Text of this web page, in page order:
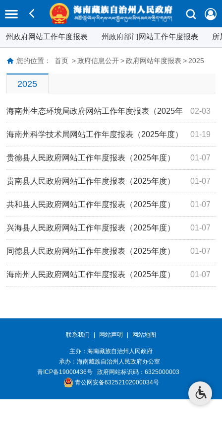
州政府网站工作年度报表 州政府部门网站工作年度报表 所
您的位置： 首页 > 政府信息公开 > 政府网站年度报表 > 2025
2025
02-03
海南州生态环境局政府网站工作年度报表（2025年
度） 01-19
海南州科学技术局网站工作年度报表（2025年度）
01-07
贵德县人民政府网站工作年度报表（2025年度）
01-07
贵南县人民政府网站工作年度报表（2025年度）
01-07
共和县人民政府网站工作年度报表（2025年度）
01-07
兴海县人民政府网站工作年度报表（2025年度）
01-07
同德县人民政府网站工作年度报表（2025年度）
01-07
海南州人民政府网站工作年度报表（2025年度）
联系我们 | 网站声明 | 网站地图
主办：海南藏族自治州人民政府
承办： 海南藏族自治州人民政府办公室
青ICP备19000436号政府网站标识码：6325000003
青公网安备63252102000034号